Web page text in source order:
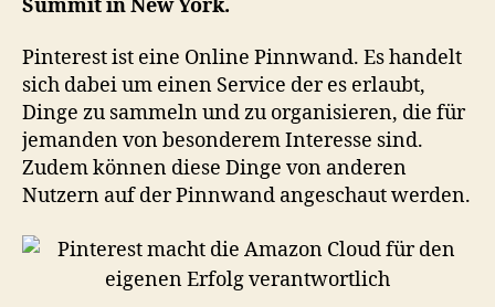
Summit in New York.
Pinterest ist eine Online Pinnwand. Es handelt
sich dabei um einen Service der es erlaubt,
Dinge zu sammeln und zu organisieren, die für
jemanden von besonderem Interesse sind.
Zudem können diese Dinge von anderen
Nutzern auf der Pinnwand angeschaut werden.